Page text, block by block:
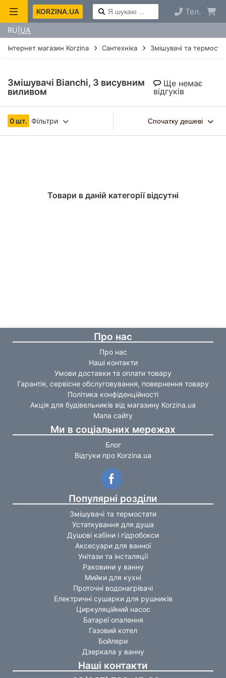
KORZINA.UA Тел.
RU UA
Інтернет магазин Korzina Сантехніка Змішувачі та
Змішувачі Bianchi, З висувним
виливом
Ще немає
відгуків
0 шт. Фільтри Спочатку дешеві
Товари в даній категорії відсутні
Про нас
Про нас
Наші контакти
Умови доставки та оплати товару
Гарантія, сервісне обслуговування, повернення товару
Політика конфіденційності
Акція для будівельників від магазину Korzina.ua
Мапа сайту
Ми в соціальних мережах
Блог
Відгуки про Korzina.ua
Популярні розділи
Змішувачі та термостати
Устаткування для душа
Душові кабіни і гідробокси
Аксесуари для ванної
Унітази та інсталяції
Раковини у ванну
Мийки для кухні
Проточні водонагрівачі
Електричні сушарки для рушників
Циркуляційний насос
Батареї опалення
Газовий котел
Бойлери
Дзеркала у ванну
Наші контакти